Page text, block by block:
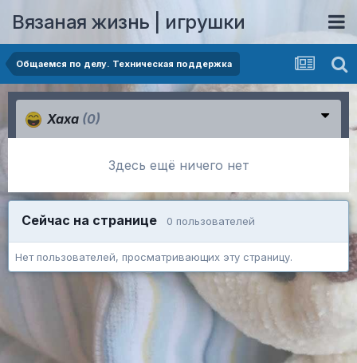
Вязаная жизнь | игрушки
Общаемся по делу. Техническая поддержка
Хаха (0)
Здесь ещё ничего нет
Сейчас на странице 0 пользователей
Нет пользователей, просматривающих эту страницу.